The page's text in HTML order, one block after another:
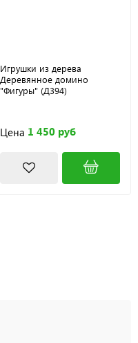
Игрушки из дерева
Деревянное домино
"Фигуры" (Д394)
Цена 1 450 руб